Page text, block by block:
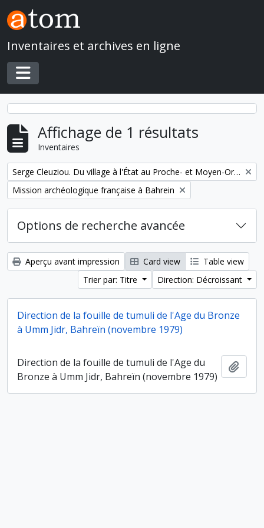
Skip to main content
Inventaires et archives en ligne
Toggle navigation
Affichage de 1 résultats
Inventaires
Remove filter:
Serge Cleuziou. Du village à l'État au Proche- et Moyen-Orient
Remove filter:
Mission archéologique française à Bahrein
Options de recherche avancée
Aperçu avant impression Card view
Table view
Trier par: Titre
Direction: Décroissant
Direction de la fouille de tumuli de l'Age du Bronze
à Umm Jidr, Bahreïn (novembre 1979)
Direction de la fouille de tumuli de l'Age du
Bronze à Umm Jidr, Bahreïn (novembre 1979)